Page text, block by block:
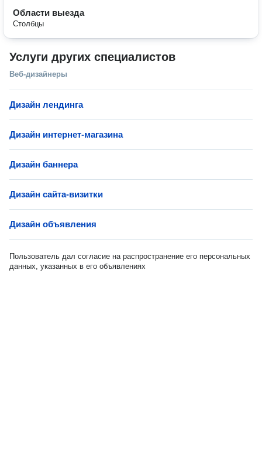
Области выезда
Столбцы
Услуги других специалистов
Веб-дизайнеры
Дизайн лендинга
Дизайн интернет-магазина
Дизайн баннера
Дизайн сайта-визитки
Дизайн объявления
Пользователь дал согласие на распространение его персональных
данных, указанных в его объявлениях